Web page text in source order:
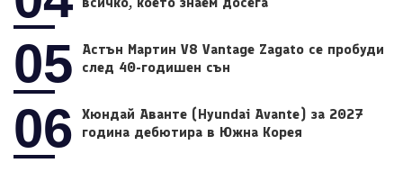
05
Астън Мартин V8 Vantage Zagato се пробуди
след 40-годишен сън
06
Хюндай Аванте (Hyundai Avante) за 2027
година дебютира в Южна Корея